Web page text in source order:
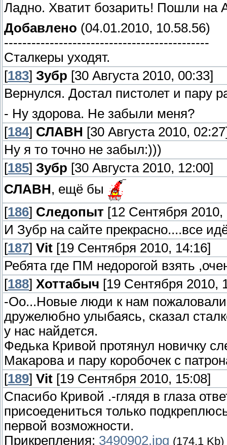
Ладно. Хватит бозарить! Пошли на
Добавлено (04.01.2010, 10.58.56)
---------------------------------------------
Сталкеры уходят.
[183] Зубр [30 Августа 2010, 00:33]
Вернулся. Достал пистолет и пару
- Ну здорова. Не забыли меня?
[184] СЛАВН [30 Августа 2010,
Ну я то точно не забыл:)))
[185] Зубр [30 Августа 2010, 12:00]
СЛАВН, ещё бы
[186] Следопыт [12 Сентября 2010,
И Зубр на сайте прекрасно....все
[187] Vit [19 Сентября 2010, 14:16]
Ребята где ПМ недорогой взять
[188] Хоттабыч [19 Сентября 2010,
-Оо...Новые люди к нам
дружелюбно улыбаясь, сказал
у нас найдется.
Федька Кривой протянул новичку
Макарова и пару коробочек с
[189] Vit [19 Сентября 2010, 15:08]
Спасибо Кривой .-глядя в глаза
присоедениться только
первой возможности.
Прикрепления: 3490902.jpg (174.1 Kb)